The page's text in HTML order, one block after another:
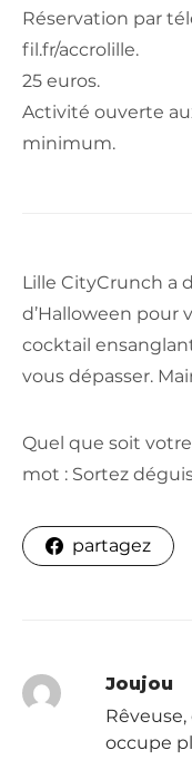
Réservation par
fil.fr/accrolille.
25 euros.
Activité ouverte
minimum.
Lille CityCrunch a
d’Halloween pour
cocktail
vous dépasser.
Quel que soit
mot : Sortez
partagez
Joujou
occupe